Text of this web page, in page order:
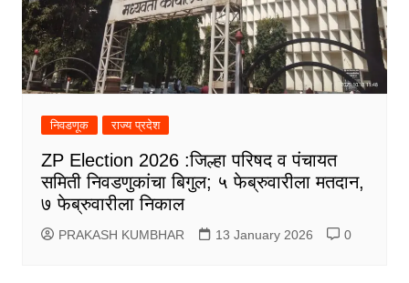
निवडणूक राज्य प्रदेश
ZP Election 2026 :जिल्हा परिषद व पंचायत
समिती निवडणुकांचा बिगुल; ५ फेब्रुवारीला मतदान,
७ फेब्रुवारीला निकाल
PRAKASH KUMBHAR 13 January 2026 0